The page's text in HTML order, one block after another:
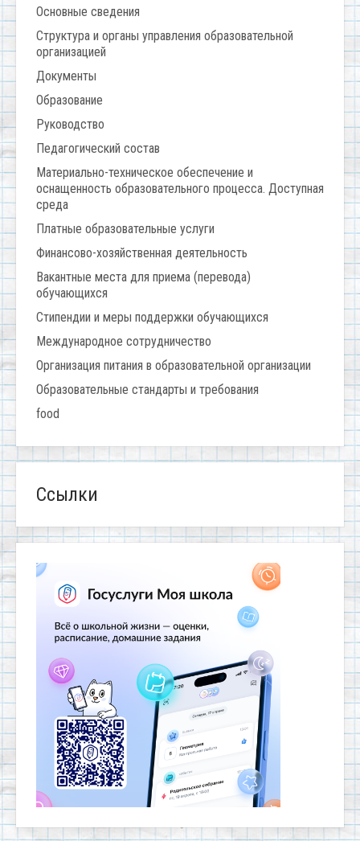
Основные сведения
Структура и органы управления образовательной
организацией
Документы
Образование
Руководство
Педагогический состав
Материально-техническое обеспечение и
оснащенность образовательного процесса. Доступная
среда
Платные образовательные услуги
Финансово-хозяйственная деятельность
Вакантные места для приема (перевода)
обучающихся
Стипендии и меры поддержки обучающихся
Международное сотрудничество
Организация питания в образовательной организации
Образовательные стандарты и требования
food
Ссылки